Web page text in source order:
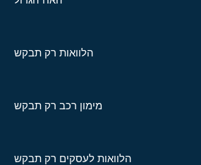
הלוואות רק תבקש
מימון רכב רק תבקש
הלוואות לעסקים רק תבקש